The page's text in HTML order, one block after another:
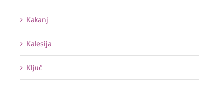
Kakanj
Kalesija
Ključ